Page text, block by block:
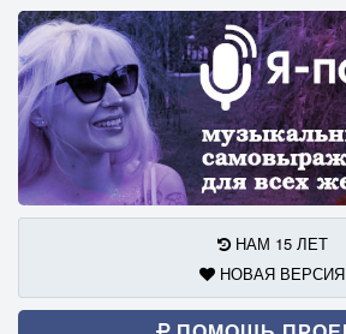
НАМ 15 ЛЕТ
НОВАЯ ВЕРСИЯ